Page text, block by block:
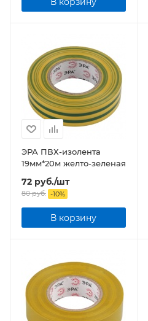
ЭРА ПВХ-изолента
19мм*20м желто-зеленая
72 руб./шт
80руб. -10%
В корзину